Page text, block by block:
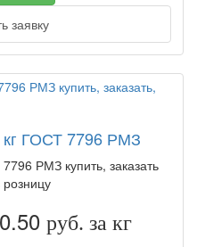
заявку
кг ГОСТ 7796 РМЗ
РМЗ купить, заказать
руб. за кг